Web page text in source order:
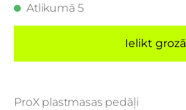
Atlikumā 5
Ielikt grozā
ProX plastmasas pedāļi